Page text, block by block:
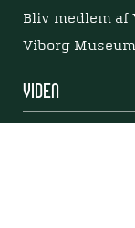
Bliv medlem
Viborg
Viden